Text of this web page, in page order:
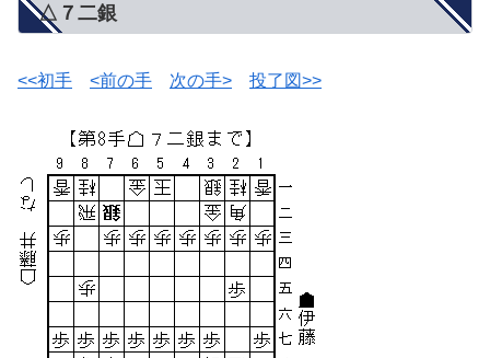
△７二銀
<<初手 <前の手 次の手> 投了図>>